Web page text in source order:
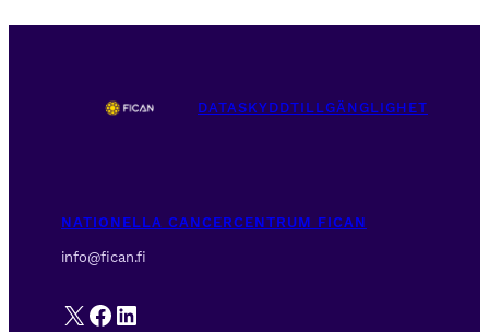
DATASKYDDTILLGÄNGLIGHET
NATIONELLA CANCERCENTRUM FICAN
info@fican.fi
X Facebook
LinkedIn